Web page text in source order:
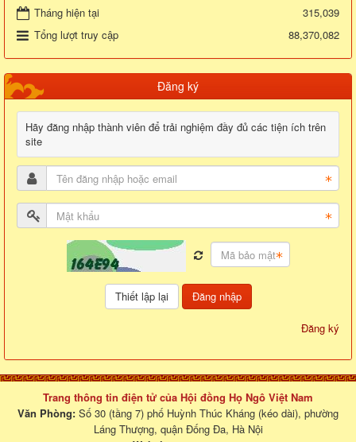
Tháng hiện tại
315,039
Tổng lượt truy cập
88,370,082
Đăng ký
Hãy đăng nhập thành viên để trải nghiệm đầy đủ các tiện ích trên
site
Đăng nhập
Đăng ký
Trang thông tin điện tử của Hội đồng Họ Ngô Việt Nam
Văn Phòng: Số 30 (tầng 7) phố Huỳnh Thúc Kháng (kéo dài), phường
Láng Thượng, quận Đống Đa, Hà Nội